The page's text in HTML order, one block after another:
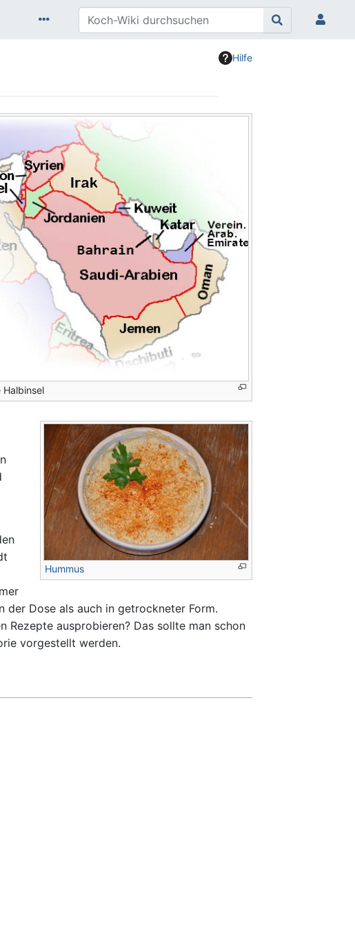
Hilfe
Halbinsel
Hummus
der Dose als auch in getrockneter Form.
Rezepte ausprobieren? Das sollte man schon
vorgestellt werden.